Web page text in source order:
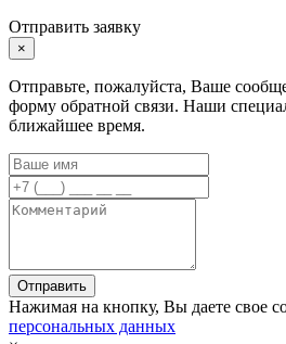
Отправить заявку
×
Отправьте, пожалуйста, Ваше
форму обратной связи. Наши
ближайшее время.
Отправить
Нажимая на кнопку, Вы даете свое
персональных данных